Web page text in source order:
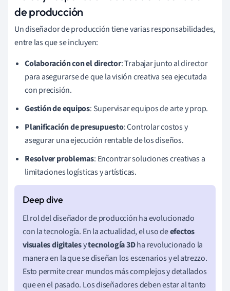
de producción
Un diseñador de producción tiene varias responsabilidades,
entre las que se incluyen:
Colaboración con el director: Trabajar junto al director
para asegurarse de que la visión creativa sea ejecutada
con precisión.
Gestión de equipos: Supervisar equipos de arte y prop.
Planificación de presupuesto: Controlar costos y
asegurar una ejecución rentable de los diseños.
Resolver problemas: Encontrar soluciones creativas a
limitaciones logísticas y artísticas.
El rol del diseñador de producción ha evolucionado
con la tecnología. En la actualidad, el uso deefectos
visuales digitalesytecnología 3Dha revolucionado la
manera en la que se diseñan los escenarios y el atrezzo.
Esto permite crear mundos más complejos y detallados
que en el pasado. Los diseñadores deben estar al tanto